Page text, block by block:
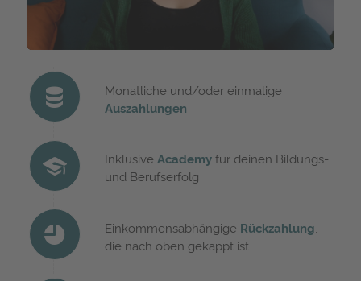
Monatliche und/oder einmalige
Auszahlungen
Inklusive Academyfür deinen Bildungs-
und Berufserfolg
Einkommensabhängige Rückzahlung
die nach oben gekappt ist